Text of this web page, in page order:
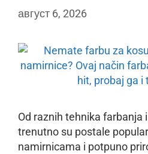
август 6, 2026
Od raznih tehnika farbanja
trenutno su postale
namirnicama i potpuno